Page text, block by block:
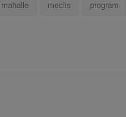
mahalle meclis program